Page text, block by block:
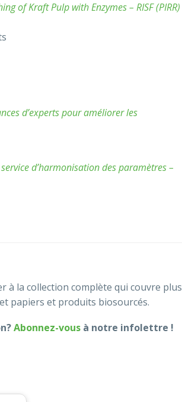
of Kraft Pulp with Enzymes – RISF (PIRR)
d’experts pour améliorer les
d’harmonisation des paramètres –
à la collection complète qui couvre plus
papiers et produits biosourcés.
Abonnez-vous à notre infolettre !